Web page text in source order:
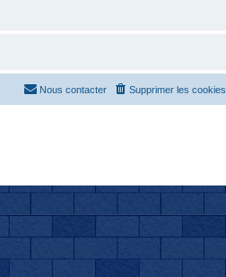
Supprimer les cookies
Nous contacter